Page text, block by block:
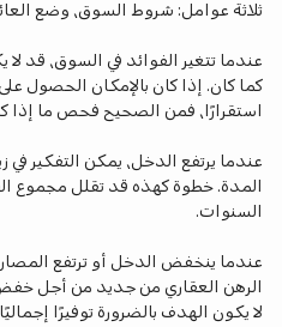
ثلاثة عوامل: شروط السوق، وضع
عندما تتغير الفوائد في السوق، قد لا
كما كان. إذا كان بالإمكان الحصول على
استقرارًا، فمن الصحيح فحص ما إذا
عندما يرتفع الدخل، يمكن التفكير
المدة. خطوة كهذه قد تقلل مجموع
السنوات.
عندما ينخفض الدخل أو ترتفع
الرهن العقاري من جديد من أجل
لا يكون الهدف بالضرورة توفيرًا